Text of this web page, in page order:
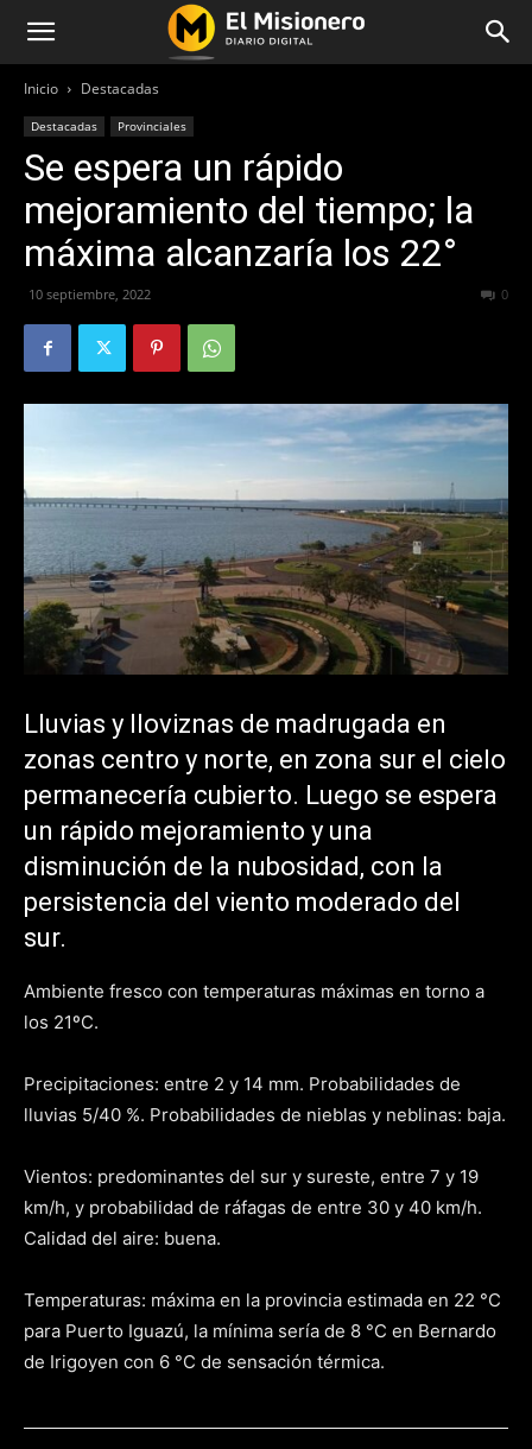
Inicio Destacadas
Destacadas Provinciales
Se espera un rápido
mejoramiento del tiempo; la
máxima alcanzaría los 22°
10 septiembre, 2022 0
Lluvias y lloviznas de madrugada en
zonas centro y norte, en zona sur el cielo
permanecería cubierto. Luego se espera
un rápido mejoramiento y una
disminución de la nubosidad, con la
persistencia del viento moderado del
sur.
Ambiente fresco con temperaturas máximas en torno a
los 21ºC.
Precipitaciones: entre 2 y 14 mm. Probabilidades de
lluvias 5/40 %. Probabilidades de nieblas y neblinas: baja.
Vientos: predominantes del sur y sureste, entre 7 y 19
km/h, y probabilidad de ráfagas de entre 30 y 40 km/h.
Calidad del aire: buena.
Temperaturas: máxima en la provincia estimada en 22 °C
para Puerto Iguazú, la mínima sería de 8 °C en Bernardo
de Irigoyen con 6 °C de sensación térmica.